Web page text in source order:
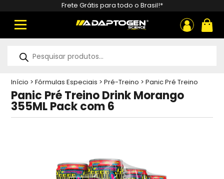
Frete Grátis para todo o Brasil!*
ou
produtos
Início >Fórmulas Especiais >Pré-Treino >Panic Pré Treino
Drink Morango 355ML Pack com 6
Panic Pré Treino Drink Morango
355ML Pack com 6